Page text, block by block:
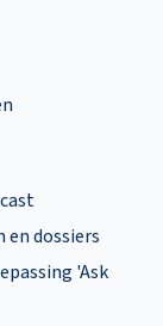
dossiers
'Ask